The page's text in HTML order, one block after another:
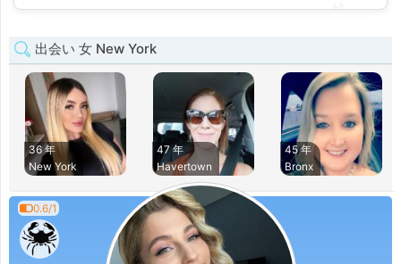
💕
出会い 女 New York
36 年
New York
47 年
Havertown
45 年
Bronx
0.6/1